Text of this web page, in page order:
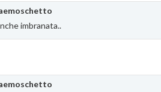
imbranata..